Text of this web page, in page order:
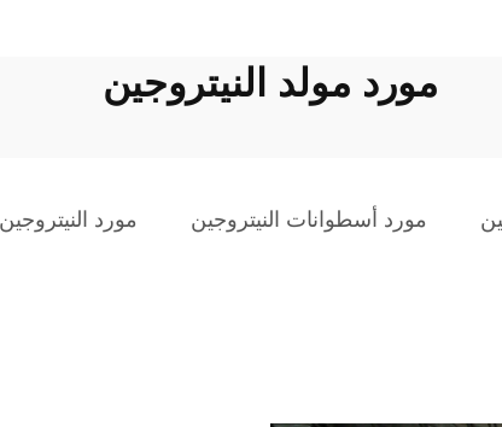
مورد مولد النيتروجين
مورد أسطوانات النيتروجين مورد